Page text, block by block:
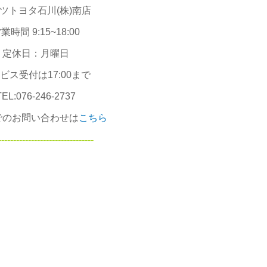
トヨタ石川(株)南店
時間 9:15~18:00
定休日：月曜日
ス受付は17:00まで
246-2737
のお問い合わせはこちら